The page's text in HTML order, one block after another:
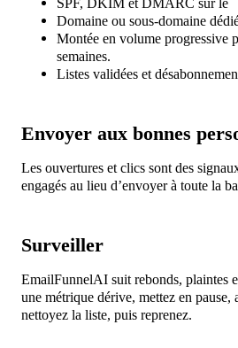
Domaine ou sous-domaine
Montée en volume progressive
semaines.
Listes validées et
Envoyer aux bonnes
Les ouvertures et clics sont des
engagés au lieu d’envoyer à toute la
Surveiller
EmailFunnelAI suit rebonds, plaintes
une métrique dérive, mettez en pause,
nettoyez la liste, puis reprenez.